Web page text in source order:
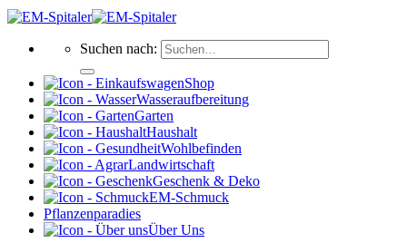
Suchen nach:
Shop
Wasseraufbereitung
Garten
Haushalt
Wohlbefinden
Landwirtschaft
Geschenk & Deko
EM-Schmuck
Pflanzenparadies
Über Uns